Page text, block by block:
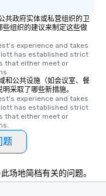
政府实体或私营组织的卫
组织的建议来制定这些做
experience and takes
has established strict
that either meet or
公共设施（如会议室、餐
采取了哪些新措施。
experience and takes
has established strict
that either meet or
题
场地简档有关的问题。